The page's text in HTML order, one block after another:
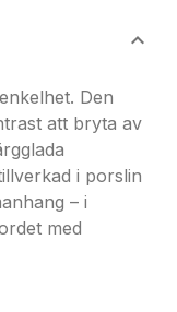
Den
att bryta av
i porslin
– i
med